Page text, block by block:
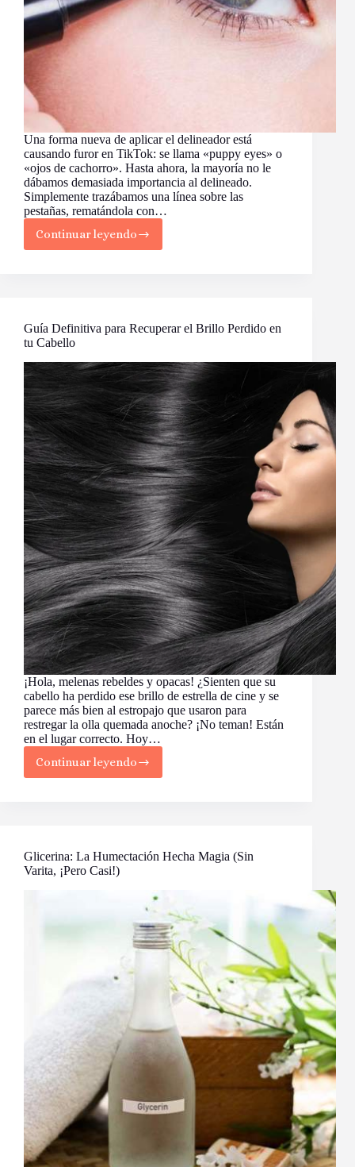
Una forma nueva de aplicar el delineador está
causando furor en TikTok: se llama «puppy eyes» o
«ojos de cachorro». Hasta ahora, la mayoría no le
dábamos demasiada importancia al delineado.
Simplemente trazábamos una línea sobre las
pestañas, rematándola con…
Continuar leyendo
“Ojos
de
Peculiar
Delineador
Conquista
las
Redes
Sociales
Guía Definitiva para Recuperar el Brillo Perdido en
tu Cabello
¡Hola, melenas rebeldes y opacas! ¿Sienten que su
cabello ha perdido ese brillo de estrella de cine y se
parece más bien al estropajo que usaron para
restregar la olla quemada anoche? ¡No teman! Están
en el lugar correcto. Hoy…
Continuar leyendo
Guía
Definitiva
Perdido
en
Glicerina: La Humectación Hecha Magia (Sin
Varita, ¡Pero Casi!)